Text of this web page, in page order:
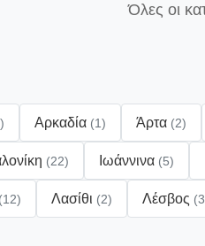
Όλες οι
Αρκαδία (1) Άρτα (2)
(22) Ιωάννινα (5)
(12) Λασίθι (2) Λέσβος